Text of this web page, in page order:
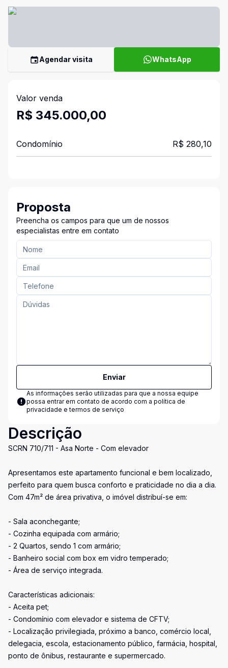
Agendar visita WhatsApp
Valor venda
R$ 345.000,00
Condomínio R$ 280,10
Proposta
Preencha os campos para que um de nossos
especialistas entre em contato
Enviar
As informações serão utilizadas para que a nossa equipe
possa entrar em contato de acordo com a política de
privacidade e termos de serviço
Descrição
SCRN 710/711 - Asa Norte - Com elevador
Apresentamos este apartamento funcional e bem localizado,
perfeito para quem busca conforto e praticidade no dia a dia.
Com 47m² de área privativa, o imóvel distribuí-se em:
- Sala aconchegante;
- Cozinha equipada com armário;
- 2 Quartos, sendo 1 com armário;
- Banheiro social com box em vidro temperado;
- Área de serviço integrada.
Características adicionais:
- Aceita pet;
- Condomínio com elevador e sistema de CFTV;
- Localização privilegiada, próximo a banco, comércio local,
delegacia, escola, estacionamento público, farmácia, hospital,
ponto de ônibus, restaurante e supermercado.